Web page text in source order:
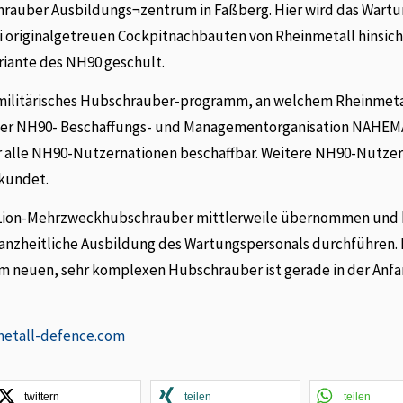
Ausbildungs¬zentrum in Faßberg. Hier wird das
Cockpitnachbauten von Rheinmetall
des NH90 geschult.
Hubschrauber-programm, an welchem
Beschaffungs- und Managementorganisation
NH90-Nutzernationen beschaffbar. Weitere NH90-
Mehrzweckhubschrauber mittlerweile übernommen und
Ausbildung des Wartungspersonals durchführen.
neuen, sehr komplexen Hubschrauber ist gerade in der
defence.com
twittern teilen teilen